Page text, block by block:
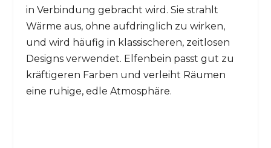
in Verbindung gebracht wird. Sie strahlt
Wärme aus, ohne aufdringlich zu wirken,
und wird häufig in klassischeren, zeitlosen
Designs verwendet. Elfenbein passt gut zu
kräftigeren Farben und verleiht Räumen
eine ruhige, edle Atmosphäre.